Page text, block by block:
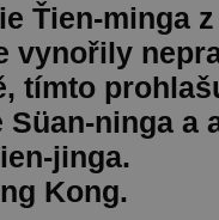
Ťien-minga z
vynořily
tímto
ninga a
jinga.
Kong.